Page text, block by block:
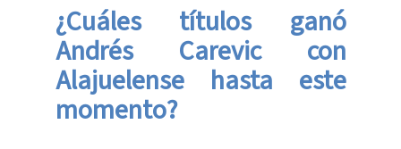
¿Cuáles títulos ganó
Andrés Carevic con
Alajuelense hasta este
momento?